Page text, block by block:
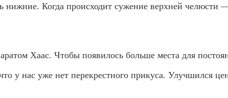
Когда происходит сужение верхней челюсти
Хаас. Чтобы появилось больше места для
у нас уже нет перекрестного прикуса. Улучшился